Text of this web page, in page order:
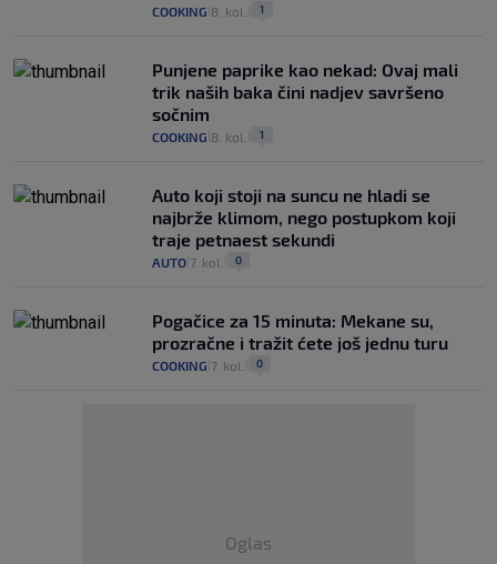
COOKING 8. kol. 1
Punjene paprike kao nekad: Ovaj mali
trik naših baka čini nadjev savršeno
sočnim
COOKING 8. kol. 1
Auto koji stoji na suncu ne hladi se
najbrže klimom, nego postupkom koji
traje petnaest sekundi
AUTO 7. kol. 0
Pogačice za 15 minuta: Mekane su,
prozračne i tražit ćete još jednu turu
COOKING 7. kol. 0
Oglas